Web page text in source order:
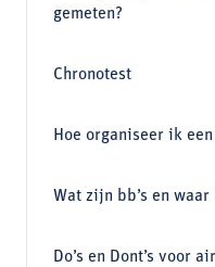
gemeten?
Chronotest
Hoe organiseer ik
Wat zijn bb’s en
Do’s en Dont’s voor